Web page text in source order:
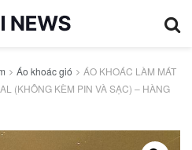
Áo khoác gió
ÁO KHOÁC LÀM MÁT
(KHÔNG KÈM PIN VÀ SẠC) – HÀNG